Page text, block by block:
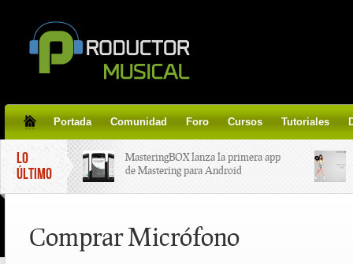
Portada Comunidad Foro Cursos Tutoriales
LO
ÚLTIMO
MasteringBOX lanza la primera app
de Mastering para Android
line gratis!
Comprar Micrófono